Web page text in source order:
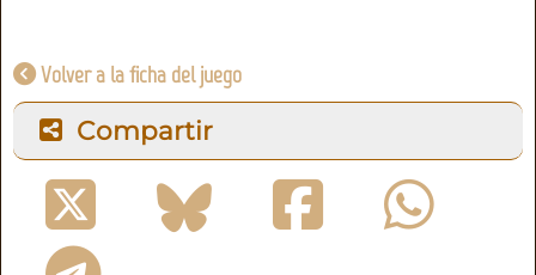
Volver a la ficha del juego
Compartir